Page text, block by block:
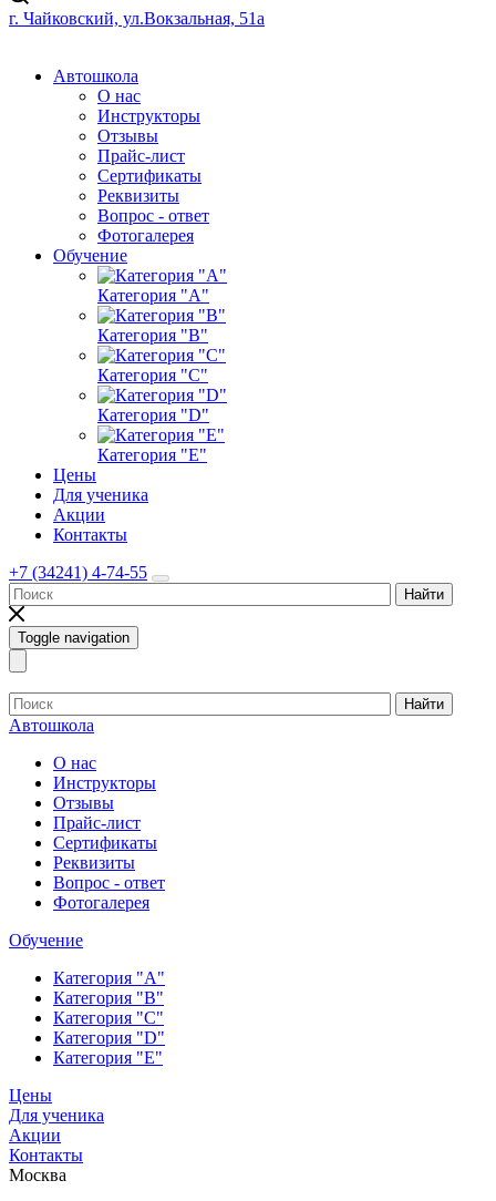
г. Чайковский, ул.Вокзальная, 51а
Автошкола
О нас
Инструкторы
Отзывы
Прайс-лист
Сертификаты
Реквизиты
Вопрос - ответ
Фотогалерея
Обучение
Категория "A"
Категория "B"
Категория "C"
Категория "D"
Категория "E"
Цены
Для ученика
Акции
Контакты
+7 (34241) 4-74-55
Найти
Toggle navigation
Найти
Автошкола
О нас
Инструкторы
Отзывы
Прайс-лист
Сертификаты
Реквизиты
Вопрос - ответ
Фотогалерея
Обучение
Категория "A"
Категория "B"
Категория "C"
Категория "D"
Категория "E"
Цены
Для ученика
Акции
Контакты
Москва